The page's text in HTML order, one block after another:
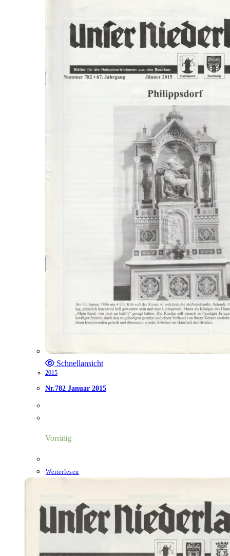
Schnellansicht
2015
Nr.782 Januar 2015
Vorrätig
Weiterlesen